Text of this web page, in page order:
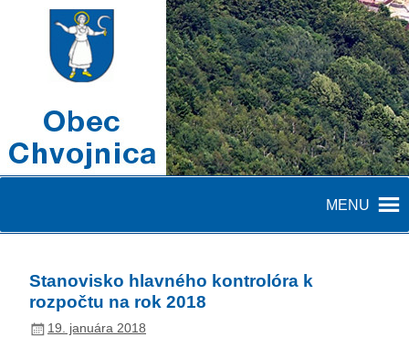
MENU
Stanovisko hlavného kontrolóra k
rozpočtu na rok 2018
19. januára 2018